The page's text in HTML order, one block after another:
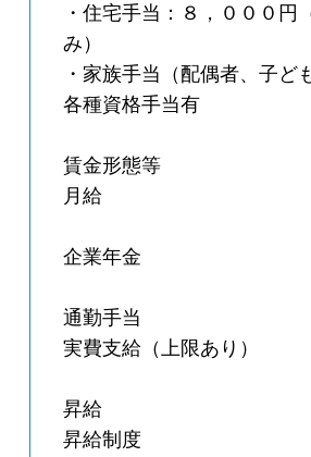
・住宅手当：８，０００円
み）
・家族手当（配偶者、子
各種資格手当有
賃金形態等
月給
企業年金
通勤手当
実費支給（上限あり）
昇給
昇給制度